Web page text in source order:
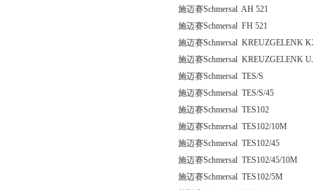
施迈赛Schmersal AH 521
施迈赛Schmersal FH 521
施迈赛Schmersal KREUZGELENK
施迈赛Schmersal KREUZGELENK
施迈赛Schmersal TES/S
施迈赛Schmersal TES/S/45
施迈赛Schmersal TES102
施迈赛Schmersal TES102/10M
施迈赛Schmersal TES102/45
施迈赛Schmersal TES102/45/10M
施迈赛Schmersal TES102/5M